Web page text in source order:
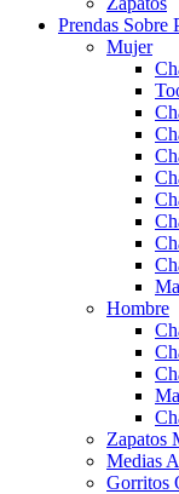
Prendas Sobre
Mujer
Hombre
Zapatos
Medias
Gorritos